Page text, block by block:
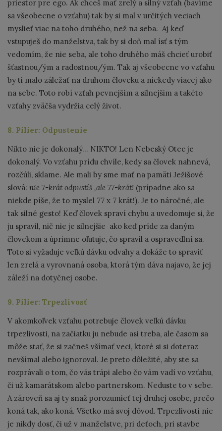
priestor pre ego. Ak chceš mať zrelý a silný vzťah (bavíme
sa všeobecne o vzťahu) tak by si mal v určitých veciach
myslieť viac na toho druhého, než na seba. Aj keď
vstupuješ do manželstva, tak by si doň mal ísť s tým
vedomím, že nie seba, ale toho druhého máš chcieť urobiť
šťastnou/ým a radostnou/ým. Tak aj všeobecne vo vzťahu
by ti malo záležať na druhom človeku a niekedy viacej ako
na sebe. Toto robí vzťah pevnejším a silnejšim a takéto
vzťahy zväčša vydržia celý život.
8. Pilier: Odpustenie
Nikto nie je dokonalý... NIKTO! Len Nebeský Otec je
dokonalý. Vo vzťahu prídu chvíle, kedy sa človek nahnevá,
rozčúli, sklame. Ale mali by sme mať na pamäti Ježišové
slová: nie 7-krát odpustíš ,ale 77-krát! (prípadne ako sa
niekde píše, že to myslel 77 x 7 krát!). Je to náročné, ale
tak silné gesto! Keď človek spraví chybu a uvedomuje si, že
ju spravil, nič nie je silnejšie ako keď príde za daným
človekom a úprimne oľutuje, čo spravil a ospravedlní sa.
Toto si vyžaduje veľkú dávku odvahy a dokáže to spraviť
len zrelá a vyrovnaná osoba, ktorá tým dáva najavo, že jej
záleží na dotyčnej osobe.
9. Pilier: Trpezlivosť
V akomkoľvek vzťahu potrebuje človek veľkú dávku
trpezlivosti, na začiatku ju nebude asi treba, ale časom sa
môže stať, že si začneš všímať veci, ktoré si si doteraz
nevšímal alebo ignoroval. Je preto dôležité, aby ste sa
rozprávali o tom, čo vás trápi alebo čo vám vadí vo vzťahu,
či už kamarátskom alebo partnerskom. Neduste to v sebe.
A zároveň sa aj ty snaž porozumieť tej druhej osobe, prečo
koná tak, ako koná. Všetko má svoj dôvod. Trpezlivosti nie
je nikdy dosť, či už v manželstve, pri deťoch, pri stavbe